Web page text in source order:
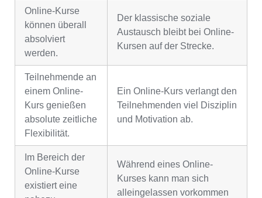
Online-Kurse
können überall
absolviert
werden.
Der klassische soziale
Austausch bleibt bei Online-
Kursen auf der Strecke.
Teilnehmende an
einem Online-
Kurs genießen
absolute zeitliche
Flexibilität.
Ein Online-Kurs verlangt den
Teilnehmenden viel Disziplin
und Motivation ab.
Im Bereich der
Online-Kurse
existiert eine
Während eines Online-
Kurses kann man sich
alleingelassen vorkommen